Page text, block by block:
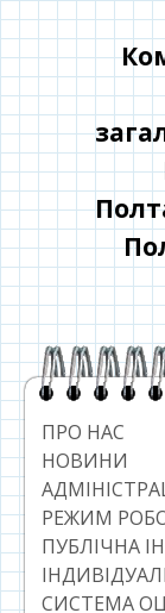
до
контенту
Головний
сайдбар
ПРО НАС
НОВИНИ
РЕЖИМ
ПУБЛІЧНА
СИСТЕМА